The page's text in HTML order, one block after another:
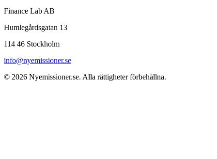
Finance Lab AB
Humlegårdsgatan 13
114 46 Stockholm
info@nyemissioner.se
© 2026 Nyemissioner.se. Alla rättigheter förbehållna.